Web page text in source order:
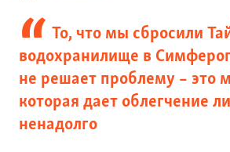
То, что мы сбросили
водохранилище в
не решает проблему – это
которая дает облегчение
ненадолго